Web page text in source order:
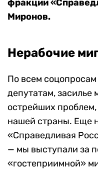
фракции
Миронов.
Нерабочие
По всем
депутатам, засилье
острейших
нашей страны. Еще
«Справедливая
— мы выступали за
«гостеприимной»